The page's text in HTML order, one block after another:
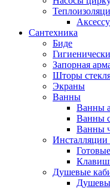
Сантехника
Биде
Запорная
Шторы
Экраны
Ванны
Ванны
Ванны
Ванны
Инсталляции
Душевые